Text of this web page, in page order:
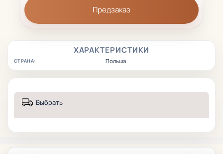
ХАРАКТЕРИСТИКИ
СТРАНА: Польша
Предзаказ
Выбрать